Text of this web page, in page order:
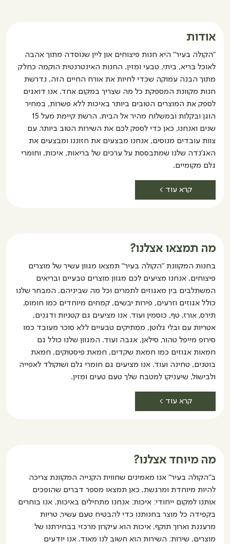
ללא
תכליתית
אודות
"הקולה בעיר" היא חנות פיצוחים און ליין שנוסדה מתוך אהבה
לאוכל בריא, ביתי, טבעי ומזין. החנות האינטרנטית הוקמה כחלק
מתוך הבנה עמוקה שכדי לחיות את אורח החיים הזה, נדרשת
חנות מקוונת המספקת כל מה שצריך במקום אחד. אנו דואגים
לספק את המוצרים הטובים ביותר באיכות ללא פשרות, במחיר
הוגן ובקלות ובמשלוח מהיר אל הבית. הרשת קיימת מעל 15
שנים ואנחנו, כאן כדי לספק לכם את השירות הטוב ביותר. עם
צוות עובדים מנוסים, אנחנו מבצעים את חזוננו ומבצעים את
האג'נדה שלנו שמתבססת על ערכים של בריאות, איכות, וחומרי
גלם מקומיים.
קרא עוד >
מה תמצאו אצלנו?
בחנות המקוונת "הקולה בעיר" תמצאו מגוון עשיר של מוצרים
פיצוחים. אנחנו מציעים לכם מגוון מוצרים טבעיים ובריאים
המשתלבים בין מאגוזים לתמרים וכל מה שביניהם. המבחר שלנו
כולל אגוזים וזרעים, פירות יבשים, קמחים מיוחדים כמו חומוס,
תירס, אורז, טף, כוסמין ועוד. אנו מציעים גם קטניות ודגנים,
אטריות עם ובלי גלוטן, ממתיקים טבעיים ללא סוכר מעובד כמו
סירופ מייפל טהור, סילאן, אגבה ועוד. המגוון שלנו כולל גם
חמאות אגוזים כמו חמאת שקדים, חמאת פיסטוקים, חמאת
בוטנים, טחינה ועוד. אנו מציעים גם חומרי גלם ושוקולד לאפייה
ולבישול, שיעניקו למטבח שלך טעם טעים ומזין.
קרא עוד >
מה מיוחד אצלנו?
ב"הקולה בעיר" אנו מאמינים שחווית הקנייה המקוונת צריכה
להיות מיוחדת ומרגשת. כאן תמצאו מספר דברים שהופכים
אותנו למקום ייחודי: איכות: אנחנו מתחילים באיכות. אנו בוחרים
בקפידה כל מוצר בחנותנו כדי להבטיח טעם עשיר, טריות
מרעננת וארוך תוקף. איכות הוא עיקרון מרכזי בבחירתנו של
מוצרים. שירות: השירות הוא חשוב לנו מאוד. אנו יודעים